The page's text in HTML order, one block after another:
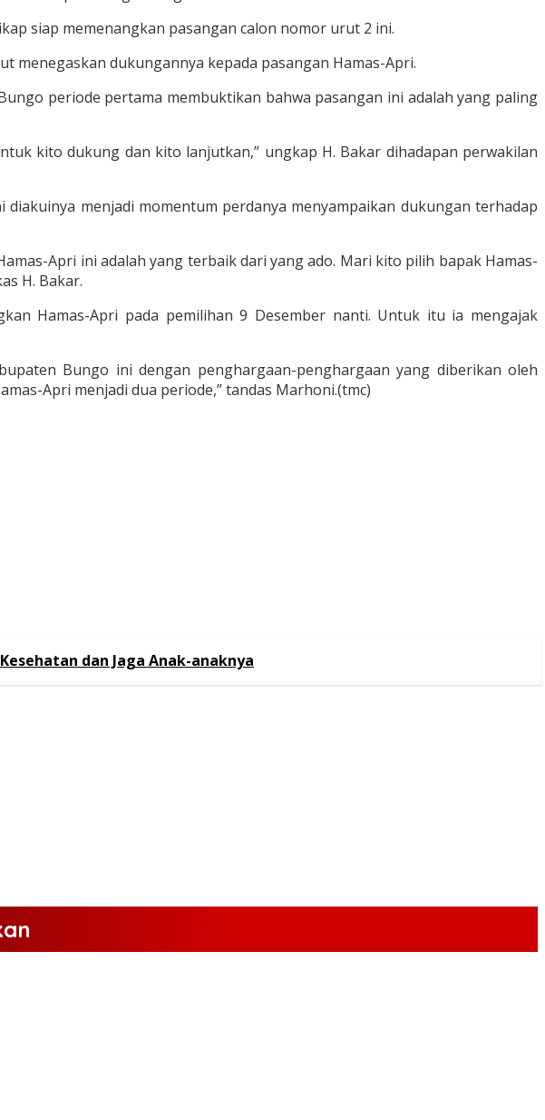
siap memenangkan pasangan calon nomor urut 2 ini.
menegaskan dukungannya kepada pasangan Hamas-Apri.
periode pertama membuktikan bahwa pasangan ini adalah yang paling
kito dukung dan kito lanjutkan,” ungkap H. Bakar dihadapan perwakilan
menjadi momentum perdanya menyampaikan dukungan terhadap
Apri ini adalah yang terbaik dari yang ado. Mari kito pilih bapak Hamas-
H. Bakar.
Hamas-Apri pada pemilihan 9 Desember nanti. Untuk itu ia mengajak
Bungo ini dengan penghargaan-penghargaan yang diberikan oleh
Apri menjadi dua periode,” tandas Marhoni.(tmc)
dan Jaga Anak-anaknya